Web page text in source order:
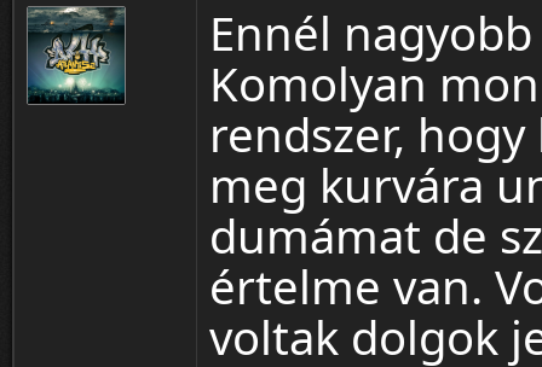
Ennél
Komolyan
rendszer,
meg kurvára
dumámat de
értelme van.
voltak dolgok